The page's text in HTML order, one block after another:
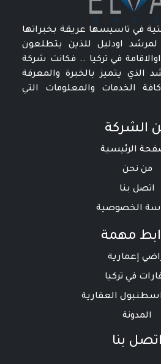
في تاسيسها عريقة بخبراتها
اودليل للذين يتطلعون
في تركيا .. فكانت شركة
الذي يتميز بالخبرة والمعرفة
الخدمات والمعلومات التي
الشركة
الرئيسية
من نحن
اتصل بنا
الخصوصية
مهمة
إعمارية
في تركيا
العقارية
المدونة
اتصل بنا